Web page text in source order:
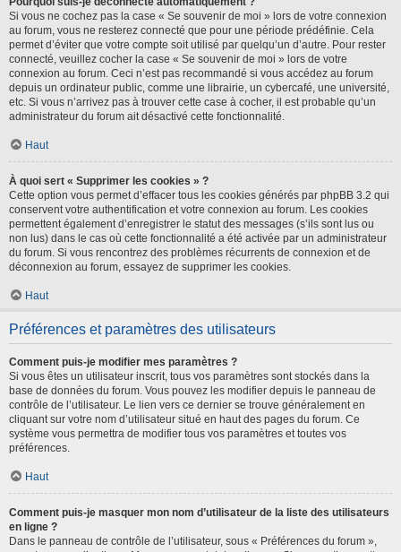
Si vous ne cochez pas la case « Se souvenir de moi » lors de votre connexion
au forum, vous ne resterez connecté que pour une période prédéfinie. Cela
permet d’éviter que votre compte soit utilisé par quelqu’un d’autre. Pour rester
connecté, veuillez cocher la case « Se souvenir de moi » lors de votre
connexion au forum. Ceci n’est pas recommandé si vous accédez au forum
depuis un ordinateur public, comme une librairie, un cybercafé, une université,
etc. Si vous n’arrivez pas à trouver cette case à cocher, il est probable qu’un
administrateur du forum ait désactivé cette fonctionnalité.
Haut
À quoi sert « Supprimer les cookies » ?
Cette option vous permet d’effacer tous les cookies générés par phpBB 3.2 qui
conservent votre authentification et votre connexion au forum. Les cookies
permettent également d’enregistrer le statut des messages (s’ils sont lus ou
non lus) dans le cas où cette fonctionnalité a été activée par un administrateur
du forum. Si vous rencontrez des problèmes récurrents de connexion et de
déconnexion au forum, essayez de supprimer les cookies.
Haut
Préférences et paramètres des utilisateurs
Comment puis-je modifier mes paramètres ?
Si vous êtes un utilisateur inscrit, tous vos paramètres sont stockés dans la
base de données du forum. Vous pouvez les modifier depuis le panneau de
contrôle de l’utilisateur. Le lien vers ce dernier se trouve généralement en
cliquant sur votre nom d’utilisateur situé en haut des pages du forum. Ce
système vous permettra de modifier tous vos paramètres et toutes vos
préférences.
Haut
Comment puis-je masquer mon nom d’utilisateur de la liste des utilisateurs
en ligne ?
Dans le panneau de contrôle de l’utilisateur, sous « Préférences du forum »,